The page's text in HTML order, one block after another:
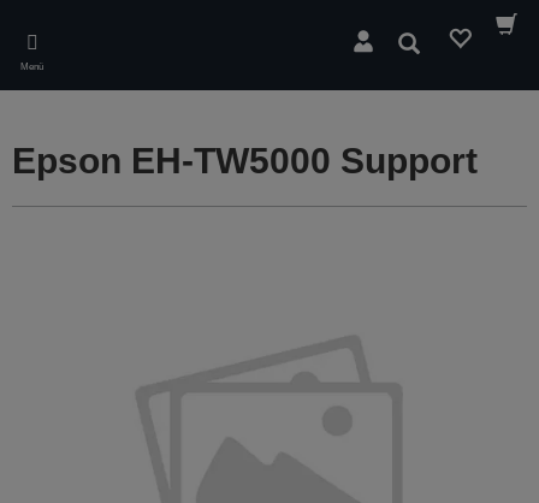
main
content
Menü
Suchen
Epson EH-TW5000 Support